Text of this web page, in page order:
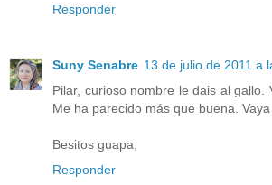
Responder
Suny Senabre 13 de julio de 2011 a
Pilar, curioso nombre le dais al gallo.
Me ha parecido más que buena. Vaya
Besitos guapa,
Responder